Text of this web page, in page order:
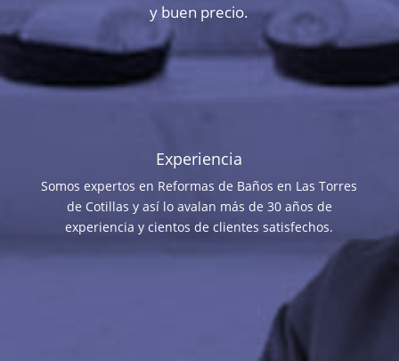
y buen precio.
Experiencia
Somos expertos en Reformas de Baños en Las Torres
de Cotillas y así lo avalan más de 30 años de
experiencia y cientos de clientes satisfechos.